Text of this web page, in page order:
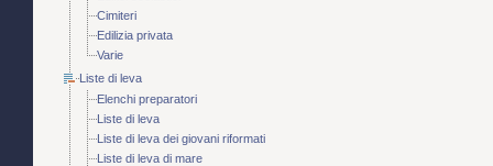
Cimiteri
Edilizia privata
Varie
Liste di leva
Elenchi preparatori
Liste di leva
Liste di leva dei giovani riformati
Liste di leva di mare